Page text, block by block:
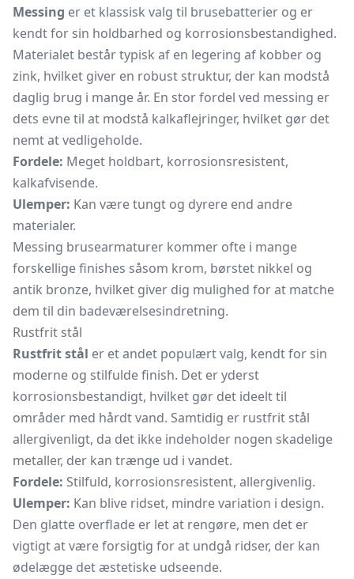
Messing er et klassisk valg til brusebatterier og er
kendt for sin holdbarhed og korrosionsbestandighed.
Materialet består typisk af en legering af kobber og
zink, hvilket giver en robust struktur, der kan modstå
daglig brug i mange år. En stor fordel ved messing er
dets evne til at modstå kalkaflejringer, hvilket gør det
nemt at vedligeholde.
Fordele: Meget holdbart, korrosionsresistent,
kalkafvisende.
Ulemper: Kan være tungt og dyrere end andre
materialer.
Messing brusearmaturer kommer ofte i mange
forskellige finishes såsom krom, børstet nikkel og
antik bronze, hvilket giver dig mulighed for at matche
dem til din badeværelsesindretning.
Rustfrit stål
Rustfrit stål er et andet populært valg, kendt for sin
moderne og stilfulde finish. Det er yderst
korrosionsbestandigt, hvilket gør det ideelt til
områder med hårdt vand. Samtidig er rustfrit stål
allergivenligt, da det ikke indeholder nogen skadelige
metaller, der kan trænge ud i vandet.
Fordele: Stilfuld, korrosionsresistent, allergivenlig.
Ulemper: Kan blive ridset, mindre variation i design.
Den glatte overflade er let at rengøre, men det er
vigtigt at være forsigtig for at undgå ridser, der kan
ødelægge det æstetiske udseende.